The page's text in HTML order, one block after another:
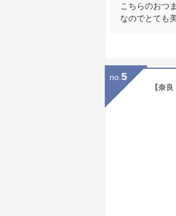
こちらのおつ
なのでとても
no. 5
【奈